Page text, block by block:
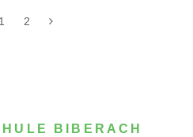
1 2
BIBERACH